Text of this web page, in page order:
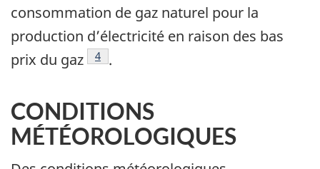
consommation de gaz naturel pour la
production d’électricité en raison des bas
prix du gaz
Note de bas de page
4 .
CONDITIONS
MÉTÉOROLOGIQUES